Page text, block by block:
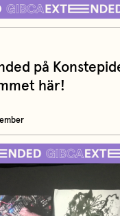
på
här!